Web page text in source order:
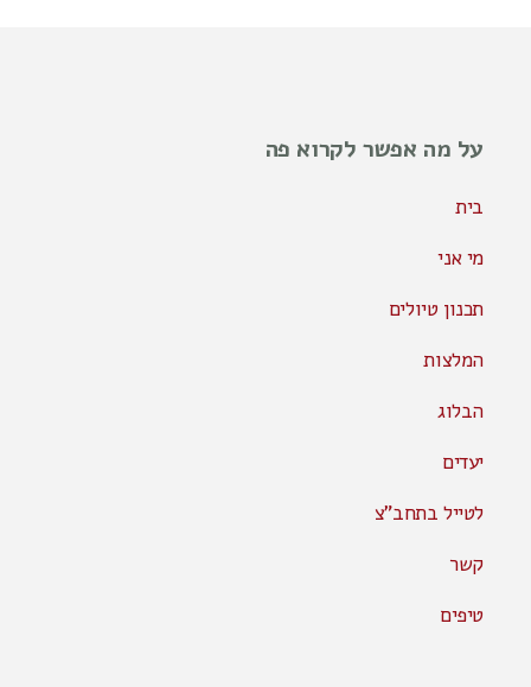
על מה אפשר לקרוא פה
בית
מי אני
תכנון טיולים
המלצות
הבלוג
יעדים
לטייל בתחב"צ
קשר
טיפים